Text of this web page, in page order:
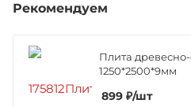
Рекомендуем
Плита
1250*2500*9мм
899 ₽/шт